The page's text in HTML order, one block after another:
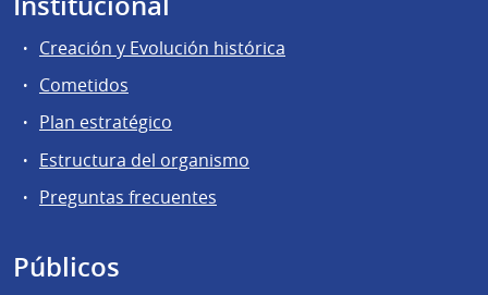
Creación y Evolución histórica
Cometidos
Plan estratégico
Estructura del organismo
Preguntas frecuentes
Públicos